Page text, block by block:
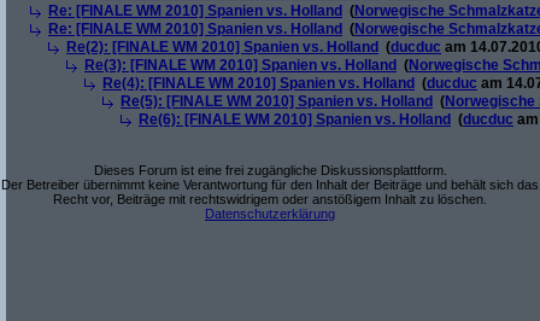
Re: [FINALE WM 2010] Spanien vs. Holland (Norwegische
Re: [FINALE WM 2010] Spanien vs. Holland (Norwegische
Re(2): [FINALE WM 2010] Spanien vs. Holland (ducduc am
Re(3): [FINALE WM 2010] Spanien vs. Holland (Norwegische
Re(4): [FINALE WM 2010] Spanien vs. Holland (ducduc am
Re(5): [FINALE WM 2010] Spanien vs. Holland (
Re(6): [FINALE WM 2010] Spanien vs. Holland (ducduc
Dieses Forum ist eine frei zugängliche Diskussionsplattform.
Der Betreiber übernimmt keine Verantwortung für den Inhalt der Beiträge und behält sich das
Recht vor, Beiträge mit rechtswidrigem oder anstößigem Inhalt zu löschen.
Datenschutzerklärung